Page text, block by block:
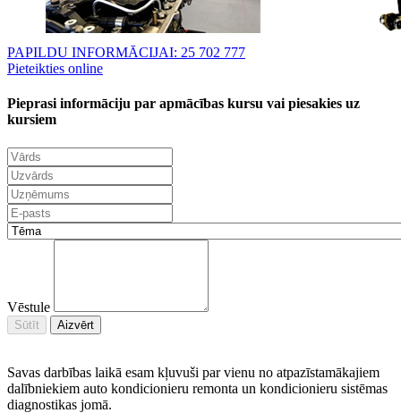
PAPILDU INFORMĀCIJAI: 25 702 777
Pieteikties online
Pieprasi informāciju par apmācības kursu vai piesakies uz
kursiem
Vēstule
Sūtīt Aizvērt
Savas darbības laikā esam kļuvuši par vienu no atpazīstamākajiem
dalībniekiem auto kondicionieru remonta un kondicionieru sistēmas
diagnostikas jomā.